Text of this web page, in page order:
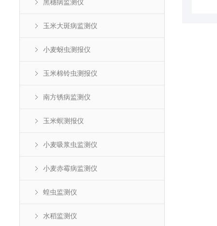
黑穗病监测仪
玉米大斑病监测仪
小麦蚜虫测报仪
玉米棉铃虫测报仪
南方锈病监测仪
玉米螟测报仪
小麦吸浆虫监测仪
小麦赤霉病监测仪
蝗虫监测仪
水稻监测仪